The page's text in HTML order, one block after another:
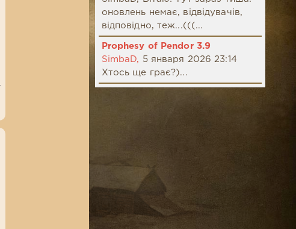
оновлень немає, відвідувачів,
відповідно, теж...(((...
Prophesy of Pendor 3.9
SimbaD,
5 января 2026 23:14
Хтось ще грає?)...